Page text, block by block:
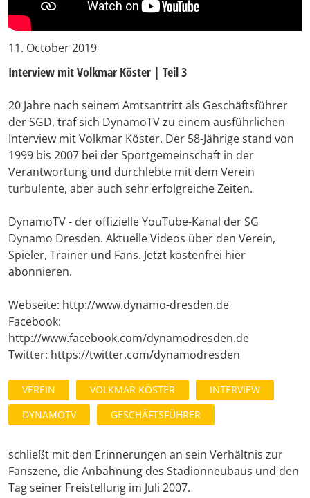
11. October 2019
Interview mit Volkmar Köster | Teil 3
20 Jahre nach seinem Amtsantritt als Geschäftsführer
der SGD, traf sich DynamoTV zu einem ausführlichen
Interview mit Volkmar Köster. Der 58-Jährige stand von
1999 bis 2007 bei der Sportgemeinschaft in der
Verantwortung und durchlebte mit dem Verein
turbulente, aber auch sehr erfolgreiche Zeiten.
DynamoTV - der offizielle YouTube-Kanal der SG
Dynamo Dresden. Aktuelle Videos über den Verein,
Spieler, Trainer und Fans. Jetzt kostenfrei hier
abonnieren.
Webseite: http://www.dynamo-dresden.de
Facebook:
http://www.facebook.com/dynamodresden.de
Twitter: https://twitter.com/dynamodresden
VEREIN VOLKMAR KÖSTER
INTERVIEW
DYNAMOTV
GESCHÄFTSFÜHRER
schließt mit den Erinnerungen an sein Verhältnis zur
Fanszene, die Anbahnung des Stadionneubaus und den
Tag seiner Freistellung im Juli 2007.